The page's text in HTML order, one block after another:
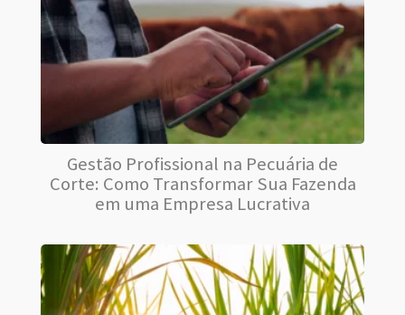
Gestão Profissional na Pecuária de
Corte: Como Transformar Sua Fazenda
em uma Empresa Lucrativa